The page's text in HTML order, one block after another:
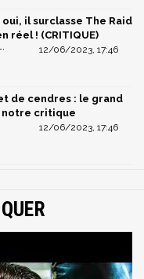
oui, il surclasse The Raid
réel ! (CRITIQUE)
12/06/2023, 17:46
de cendres : le grand
notre critique
12/06/2023, 17:46